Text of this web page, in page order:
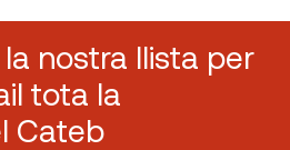
nostra llista per
tota la
Cateb